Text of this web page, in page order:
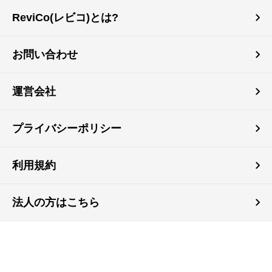
ReviCo(レビコ)とは?
お問い合わせ
運営会社
プライバシーポリシー
利用規約
法人の方はこちら